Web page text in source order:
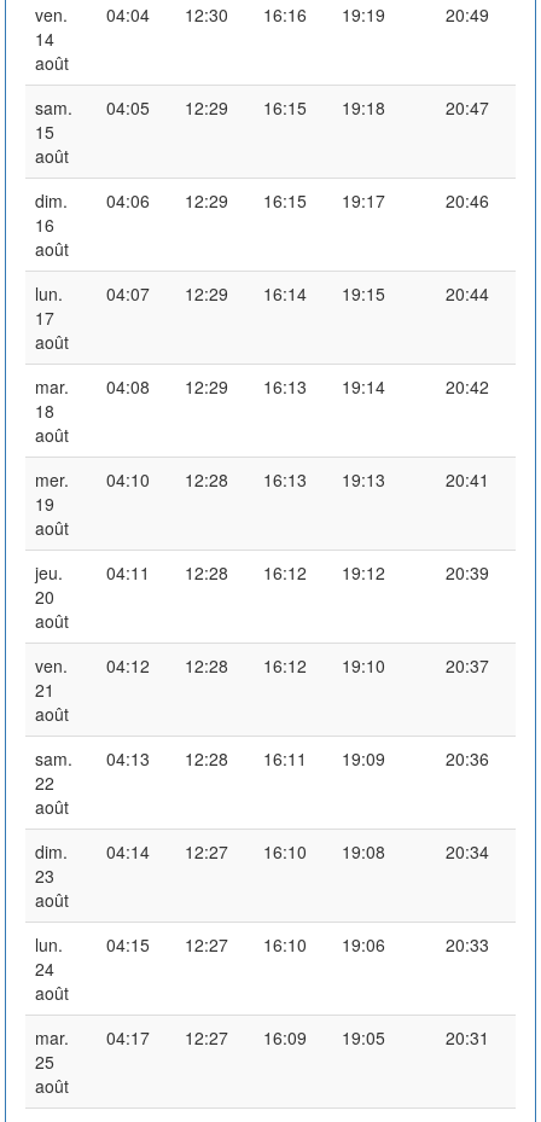
ven.
14
août
04:04 12:30 16:16 19:19 20:49
sam.
15
août
04:05 12:29 16:15 19:18 20:47
dim.
16
août
04:06 12:29 16:15 19:17 20:46
lun.
17
août
04:07 12:29 16:14 19:15 20:44
mar.
18
août
04:08 12:29 16:13 19:14 20:42
mer.
19
août
04:10 12:28 16:13 19:13 20:41
jeu.
20
août
04:11 12:28 16:12 19:12 20:39
ven.
21
août
04:12 12:28 16:12 19:10 20:37
sam.
22
août
04:13 12:28 16:11 19:09 20:36
dim.
23
août
04:14 12:27 16:10 19:08 20:34
lun.
24
août
04:15 12:27 16:10 19:06 20:33
mar.
25
août
04:17 12:27 16:09 19:05 20:31